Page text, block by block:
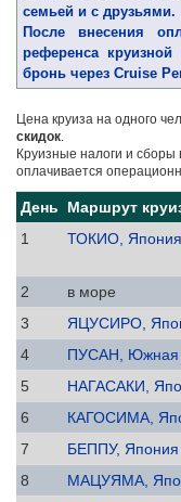
семьей и с друзьями.
После внесения
референса
бронь через Cruise
Цена круиза на одного
скидок
Круизные налоги и сборы
оплачивается
День Маршрут
1
ТОКИО, Япония
2 в море
3
ЯЦУСИРО,
4
ПУСАН, Южная
5
НАГАСАКИ,
6
КАГОСИМА,
7
БЕППУ,
8
МАЦУЯМА,